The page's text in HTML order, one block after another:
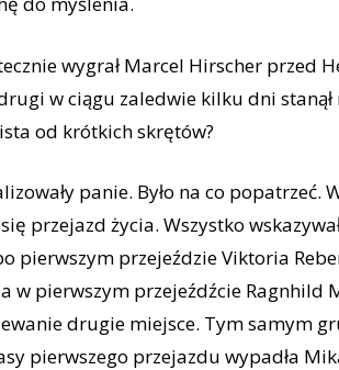
wygrał Marcel Hirscher przed
w ciągu zaledwie kilku dni
od krótkich skrętów?
panie. Było na co popatrzeć.
przejazd życia. Wszystko
pierwszym przejeździe Viktoria
w pierwszym przejeźdźcie Ragnhild
drugie miejsce. Tym samym
pierwszego przejazdu wypadła